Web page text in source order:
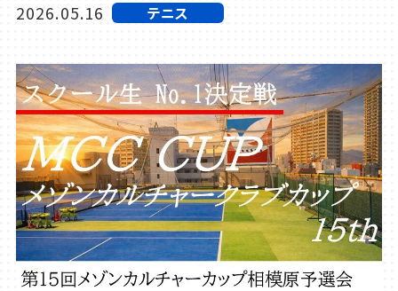
2026.05.16 テニス